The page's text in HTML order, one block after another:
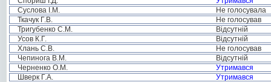
Суслова І.М.
Не голосувала
Ткачук Г.В.
Не голосував
Тригубенко С.М.
Відсутній
Усов К.Г.
Відсутній
Хлань С.В.
Не голосував
Чепинога В.М.
Відсутній
Черненко О.М.
Утримався
Шверк Г.А.
Утримався